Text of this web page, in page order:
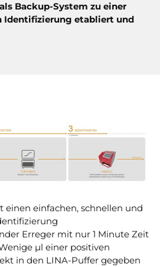
Backup-System zu einer
Identifizierung etabliert und
einen einfachen, schnellen und
Erreger mit nur 1 Minute Zeit
µl einer positiven
in den LINA-Puffer gegeben